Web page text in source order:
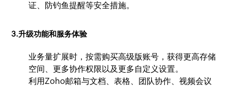
证、防钓鱼提醒等安全措施。
3.升级功能和服务体验
业务量扩展时，按需购买高级版账号，获得更高存储
空间、更多协作权限以及更多自定义设置。
利用Zoho邮箱与文档、表格、团队协作、视频会议